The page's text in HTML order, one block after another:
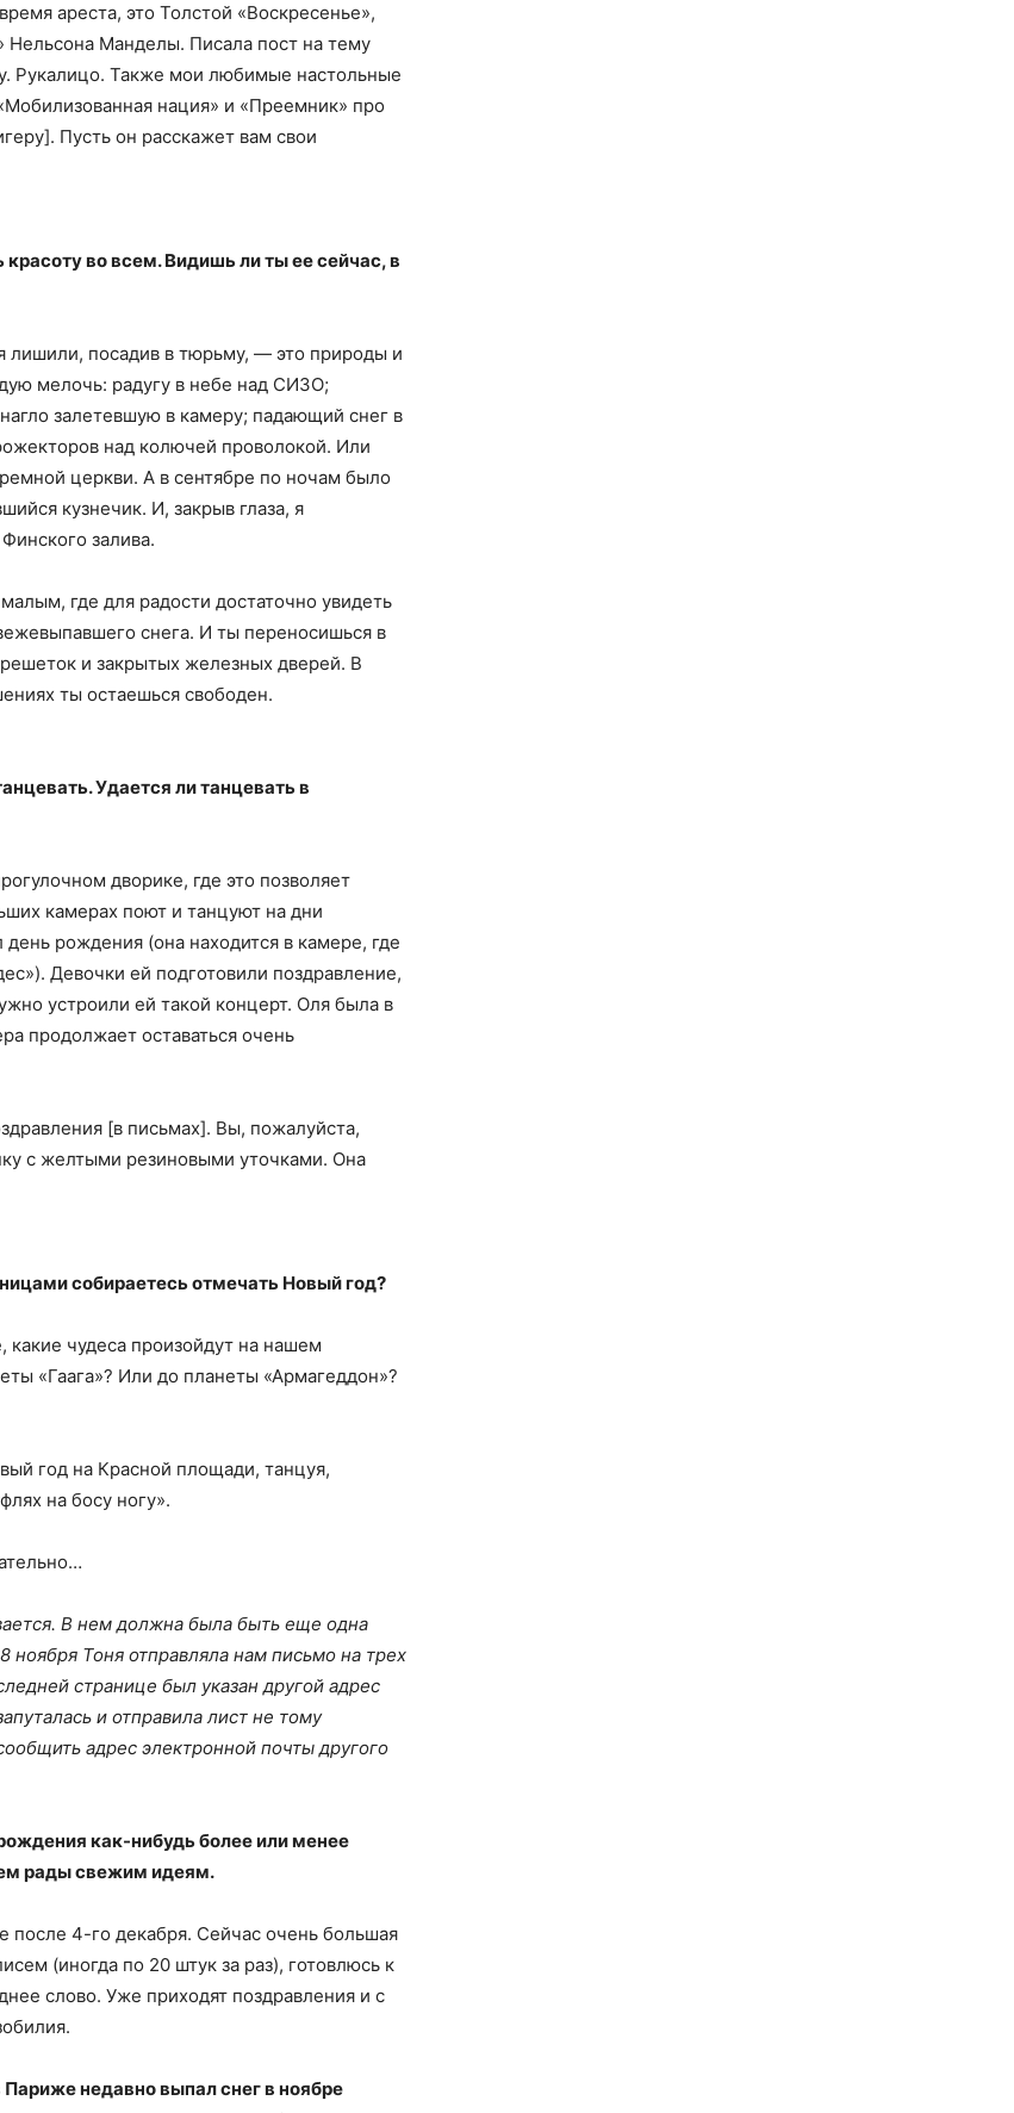
ареста, это Толстой «Воскресенье»,
Нельсона Манделы. Писала пост на тему
Рукалицо. Также мои любимые настольные
нация» и «Преемник» про
Пусть он расскажет вам свои
во всем. Видишь ли ты ее сейчас, в
лишили, посадив в тюрьму, — это природы и
мелочь: радугу в небе над СИЗО;
залетевшую в камеру; падающий снег в
над колючей проволокой. Или
церкви. А в сентябре по ночам было
кузнечик. И, закрыв глаза, я
залива.
где для радости достаточно увидеть
снега. И ты переносишься в
и закрытых железных дверей. В
ты остаешься свободен.
Удается ли танцевать в
дворике, где это позволяет
камерах поют и танцуют на дни
рождения (она находится в камере, где
Девочки ей подготовили поздравление,
устроили ей такой концерт. Оля была в
продолжает оставаться очень
[в письмах]. Вы, пожалуйста,
с желтыми резиновыми уточками. Она
собираетесь отмечать Новый год?
чудеса произойдут на нашем
«Гаага»? Или до планеты «Армагеддон»?
год на Красной площади, танцуя,
на босу ногу».
В нем должна была быть еще одна
ноября Тоня отправляла нам письмо на трех
странице был указан другой адрес
и отправила лист не тому
адрес электронной почты другого
как-нибудь более или менее
рады свежим идеям.
4-го декабря. Сейчас очень большая
(иногда по 20 штук за раз), готовлюсь к
слово. Уже приходят поздравления и с
недавно выпал снег в ноябре